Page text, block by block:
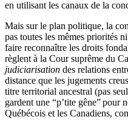
en utilisant les canaux de la
Mais sur le plan politique, la
pas toutes les mêmes priorités
faire reconnaître les droits
règlent à la Cour suprême du
judiciarisation des relations
distance que les jugements
titre territorial ancestral (pas
gardent une “p’tite gêne” pour
Québécois et les Canadiens,